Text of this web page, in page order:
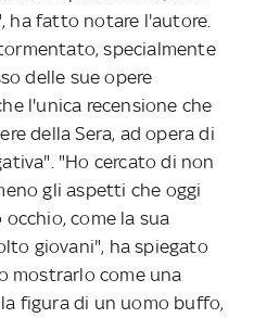
ha fatto notare l'autore.
specialmente
delle sue opere
l'unica recensione che
della Sera, ad opera di
"Ho cercato di non
gli aspetti che oggi
come la sua
giovani", ha spiegato
mostrarlo come una
figura di un uomo buffo,